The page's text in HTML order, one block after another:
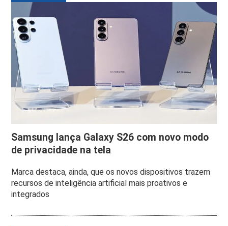
Samsung lança Galaxy S26 com novo modo
de privacidade na tela
Marca destaca, ainda, que os novos dispositivos trazem
recursos de inteligência artificial mais proativos e
integrados